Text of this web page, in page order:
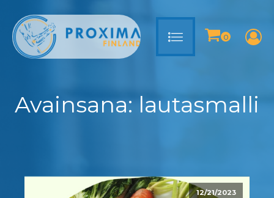
Avainsana: lautasmalli
12/21/2023